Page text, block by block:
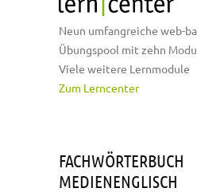
Neun umfangreiche web-
Übungspool mit zehn
Viele weitere Lernmodule
Zum Lerncenter
FACHWÖRTERBUCH
MEDIENENGLISCH